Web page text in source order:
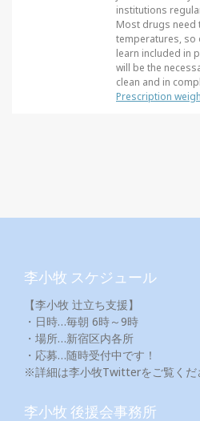
institutions
Most drugs need
temperatures, so
learn included in
will be the
clean and in
Prescription
李小牧 スケジュール
【李小牧 辻立ち支援】
・日時…毎朝 6時～9時
・場所…新宿区内各所
・応募…随時受付中です！
※詳細は李小牧Twitterをご覧くだ
李小牧 後援会事務所